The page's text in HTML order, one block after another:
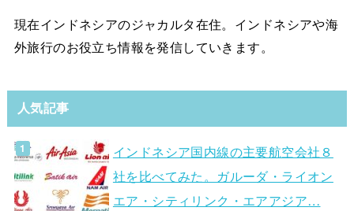
現在インドネシアのジャカルタ在住。インドネシアや海
外旅行のお役立ち情報を発信していきます。
人気記事
インドネシア国内線の主要航空会社８
社を比べてみた。ガルーダ・ライオン
エア・シティリンク・エアアジア…